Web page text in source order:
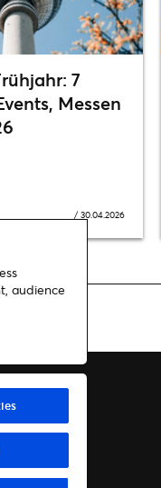
7
Messen
/30.04.2026
audience